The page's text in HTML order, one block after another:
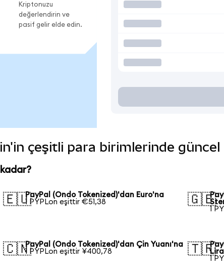
Kriptonuzu
değerlendirin ve
pasif gelir elde edin.
çeşitli para birimlerinde
🇪🇺PayPal (Ondo Tokenized)'dan Euro'na
1 PYPLon eşittir €51,38
🇬🇧
1
🇨🇳PayPal (Ondo Tokenized)'dan Çin Yuanı'na
1 PYPLon eşittir ¥400,78
🇹🇷
1